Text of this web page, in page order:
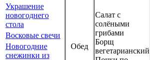
Обед
Салат с
солёными
грибами
Борщ
вегетарианский
Украшение
новогоднего
стола
Восковые свечи
Новогодние
снежинки из